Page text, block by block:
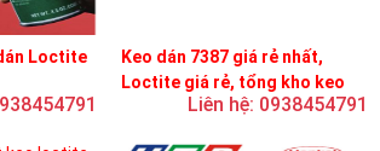
Loctite
Keo dán 7387 giá rẻ nhất,
Loctite giá rẻ, tổng kho keo
Liên hệ: 0938454791